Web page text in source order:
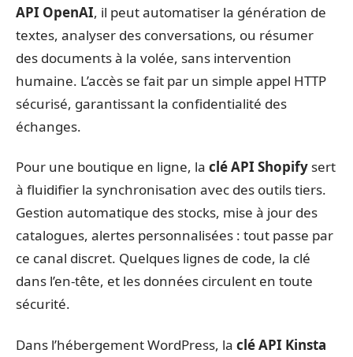
API OpenAI, il peut automatiser la génération de
textes, analyser des conversations, ou résumer
des documents à la volée, sans intervention
humaine. L’accès se fait par un simple appel HTTP
sécurisé, garantissant la confidentialité des
échanges.
Pour une boutique en ligne, la clé API Shopify sert
à fluidifier la synchronisation avec des outils tiers.
Gestion automatique des stocks, mise à jour des
catalogues, alertes personnalisées : tout passe par
ce canal discret. Quelques lignes de code, la clé
dans l’en-tête, et les données circulent en toute
sécurité.
Dans l’hébergement WordPress, la clé API Kinsta